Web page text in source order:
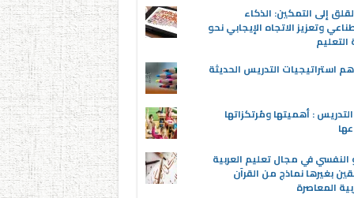
إلى التمكين: الذكاء
وتعزيز الاتجاه الإيجابي نحو
استراتيجيات التدريس الحديثة
: أهميتها ومُرتكزاتها
النفسي في مجال تعليم العربية
بغيرها نماذج من القرآن
المعاصرة